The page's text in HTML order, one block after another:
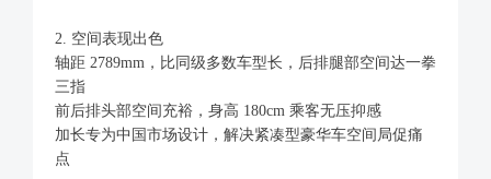
2. 空间表现出色
轴距 2789mm，比同级多数车型长，后排腿部空间达一拳
三指
前后排头部空间充裕，身高 180cm 乘客无压抑感
加长专为中国市场设计，解决紧凑型豪华车空间局促痛
点